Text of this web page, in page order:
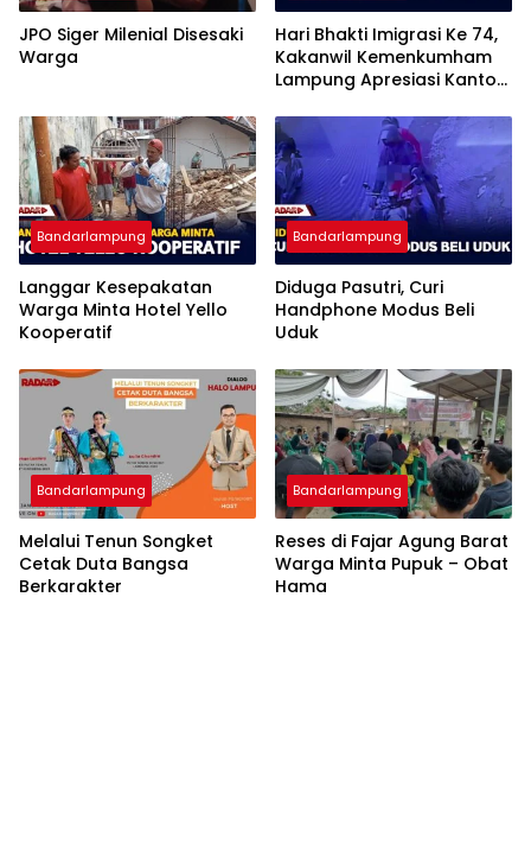
JPO Siger Milenial Disesaki
Warga
Hari Bhakti Imigrasi Ke 74,
Kakanwil Kemenkumham
Lampung Apresiasi Kantor
Bandarlampung
Langgar Kesepakatan
Warga Minta Hotel Yello
Kooperatif
Bandarlampung
Diduga Pasutri, Curi
Handphone Modus Beli
Uduk
Bandarlampung
Melalui Tenun Songket
Cetak Duta Bangsa
Berkarakter
Bandarlampung
Reses di Fajar Agung Barat
Warga Minta Pupuk – Obat
Hama